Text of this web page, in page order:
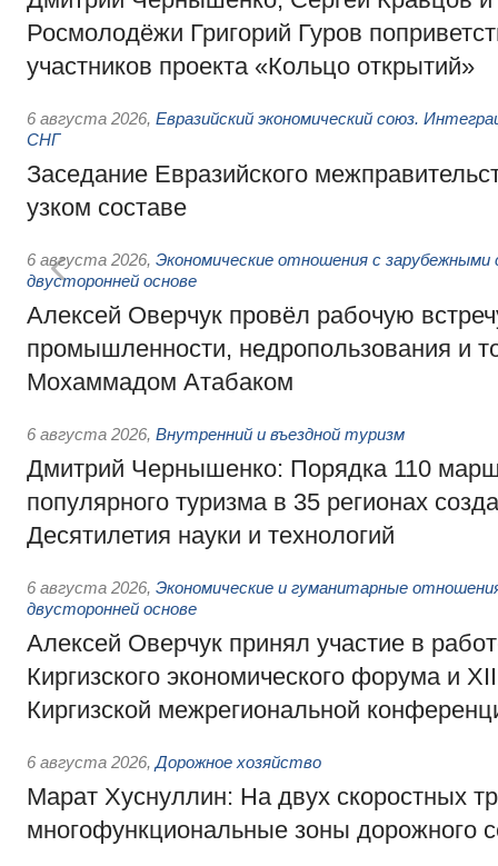
Росмолодёжи Григорий Гуров
участников проекта «Кольцо открытий»
6 августа 2026, Евразийский экономический союз.
СНГ
Заседание Евразийского
узком составе
6 августа 2026, Экономические отношения с
двусторонней основе
Алексей Оверчук провёл рабочую
промышленности, недропользования и
Мохаммадом Атабаком
6 августа 2026, Внутренний и въездной туризм
Дмитрий Чернышенко: Порядка 110
популярного туризма в 35 регионах
Десятилетия науки и технологий
6 августа 2026, Экономические и гуманитарные
двусторонней основе
Алексей Оверчук принял участие в
Киргизского экономического форума и
Киргизской межрегиональной
6 августа 2026, Дорожное хозяйство
Марат Хуснуллин: На двух скоростных
многофункциональные зоны дорожного